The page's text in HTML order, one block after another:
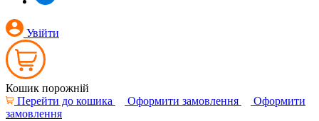
Увійти
Кошик порожній
Перейти до кошика
Оформити замовлення
Оформити
замовлення